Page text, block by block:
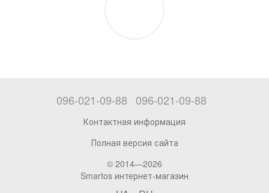
096-021-09-88 096-021-09-88
Контактная информация
Полная версия сайта
© 2014—2026
Smartos интернет-магазин